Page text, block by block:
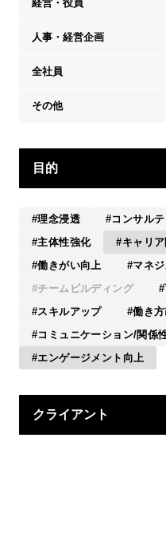
経営・役員
人事・経営企画
全社員
その他
目的
理念浸透 コンサル
主体性強化
キャリ
働きがい向上
マネ
チームビルディング
スキルアップ
働き
コミュニケーション/関係
エンゲージメント向上
クライアント